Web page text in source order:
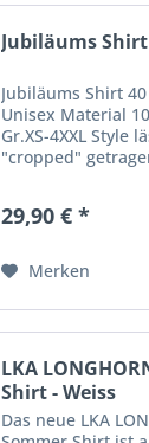
Jubiläums Shirt
Jubiläums Shirt 40
Unisex Material
Gr.XS-4XXL Style
"cropped"
29,90 € *
Merken
LKA
Shirt - Weiss
Das neue LKA